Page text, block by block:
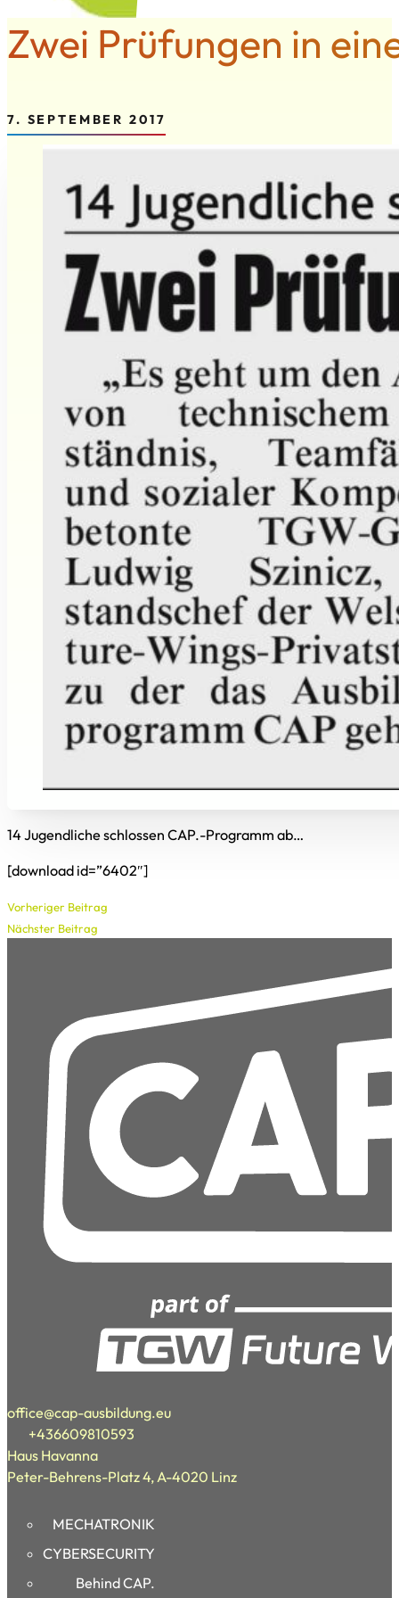
Zwei Prüfungen in
7. SEPTEMBER 2017
14 Jugendliche schlossen CAP.-Programm ab…
[download id=”6402″]
Vorheriger Beitrag
Nächster Beitrag
office@cap-ausbildung.eu
+436609810593
Haus Havanna
Peter-Behrens-Platz 4, A-4020 Linz
MECHATRONIK
CYBERSECURITY
Behind CAP.